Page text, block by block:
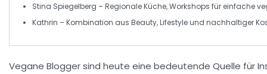
Stina Spiegelberg – Regionale Küche, Workshops für einfache
Kathrin – Kombination aus Beauty, Lifestyleund nachhaltiger
Vegane Bloggersind heute eine bedeutende Quelle für